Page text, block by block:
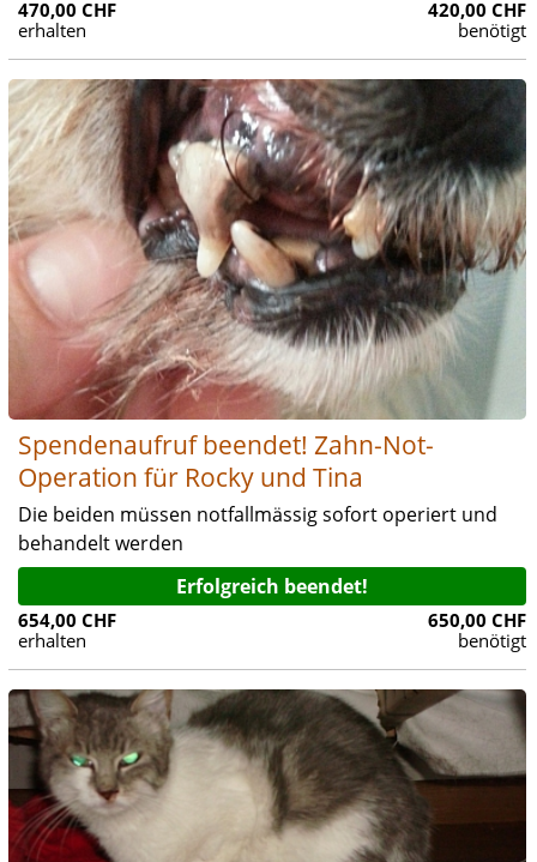
470,00 CHF
erhalten
420,00 CHF
benötigt
Spendenaufruf beendet! Zahn-Not-
Operation für Rocky und Tina
Die beiden müssen notfallmässig sofort operiert und
behandelt werden
Erfolgreich beendet!
654,00 CHF
erhalten
650,00 CHF
benötigt